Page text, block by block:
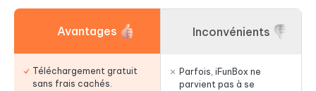
Avantages
Téléchargement gratuit
sans frais cachés.
Inconvénients
Parfois, iFunBox ne
parvient pas à se